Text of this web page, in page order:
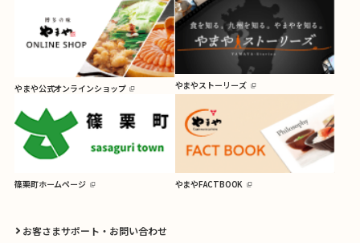
お客さまサポート・お問い合わせ
やまや公式オンラインショップ やまやストーリーズ
篠栗町ホームページ やまやFACTBOOK